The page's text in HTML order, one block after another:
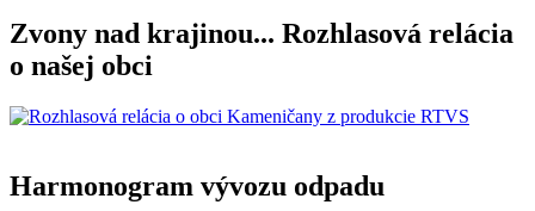
Zvony nad krajinou... Rozhlasová relácia
o našej obci
Harmonogram vývozu odpadu